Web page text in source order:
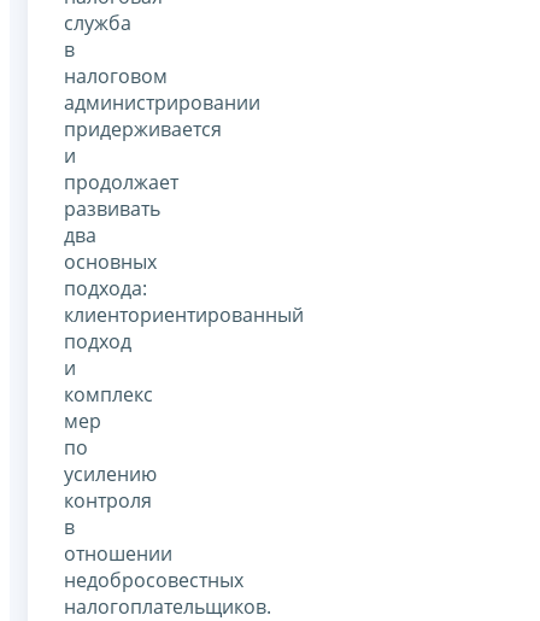
служба
в
налоговом
администрировании
придерживается
и
продолжает
развивать
два
основных
подхода:
клиенториентированный
подход
и
комплекс
мер
по
усилению
контроля
в
отношении
недобросовестных
налогоплательщиков.